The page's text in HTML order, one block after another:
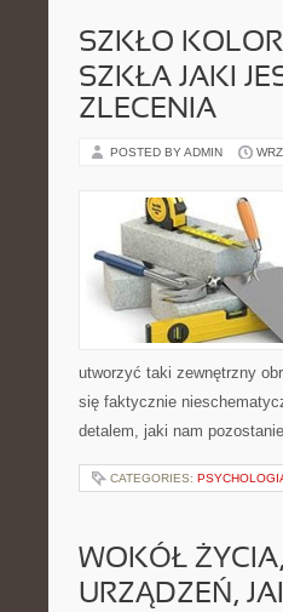
SZKŁO
SZKŁA JAKI
ZLECENIA
POSTED BY ADMIN
utworzyć taki zewnętrzny
się faktycznie
detalem, jaki nam
CATEGORIES:
WOKÓŁ
URZĄDZEŃ,